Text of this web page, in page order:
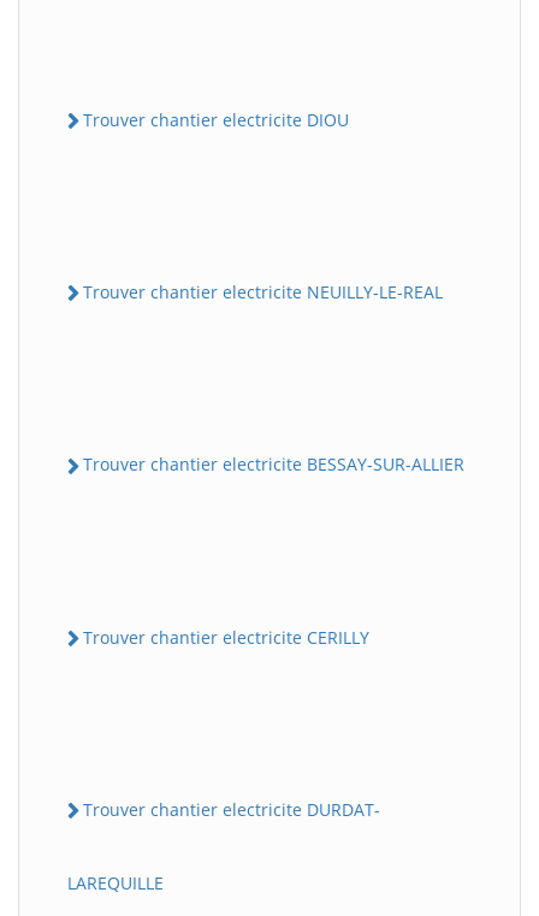
Trouver chantier electricite DIOU
Trouver chantier electricite NEUILLY-LE-REAL
Trouver chantier electricite BESSAY-SUR-ALLIER
Trouver chantier electricite CERILLY
Trouver chantier electricite DURDAT-
LAREQUILLE